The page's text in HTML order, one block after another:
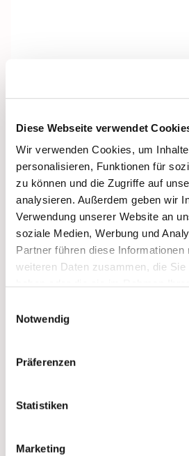
Diese Webseite verwendet
Wir verwenden Cookies, um
personalisieren, Funktionen für
zu können und die Zugriffe auf
analysieren. Außerdem geben wir
Verwendung unserer Website an
soziale Medien, Werbung und
Partner führen diese
weiteren Daten zusammen, die Sie
Notwendig
Präferenzen
Statistiken
Marketing
Dies könnte